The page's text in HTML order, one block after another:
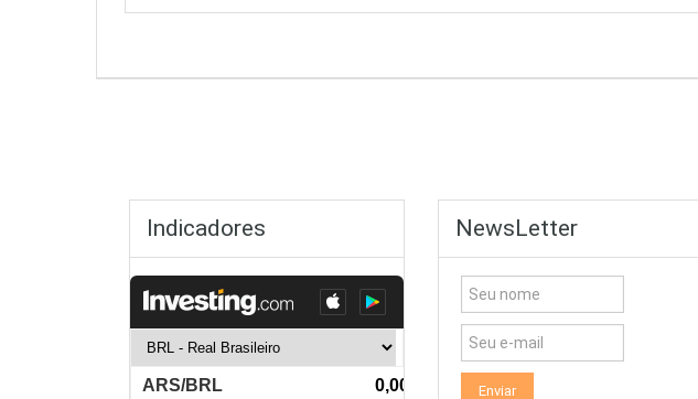
Indicadores NewsLetter